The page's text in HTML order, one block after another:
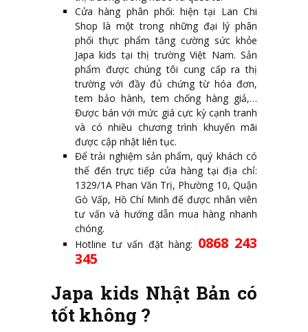
Cửa hàng phân phối: hiện tại Lan Chi
Shop là một trong những đại lý phân
phối thực phẩm tăng cường sức khỏe
Japa kids tại thị trường Việt Nam. Sản
phẩm được chúng tôi cung cấp ra thị
trường với đầy đủ chứng từ hóa đơn,
tem bảo hành, tem chống hàng giả,…
Được bán với mức giá cực kỳ cạnh tranh
và có nhiều chương trình khuyến mãi
được cập nhật liên tục.
Để trải nghiệm sản phẩm, quý khách có
thể đến trực tiếp cửa hàng tại địa chỉ:
1329/1A Phan Văn Trị, Phường 10, Quận
Gò Vấp, Hồ Chí Minh để được nhân viên
tư vấn và hướng dẫn mua hàng nhanh
chóng.
Hotline tư vấn đặt hàng: 0868 243
345
Japa kids Nhật Bản có
tốt không ?